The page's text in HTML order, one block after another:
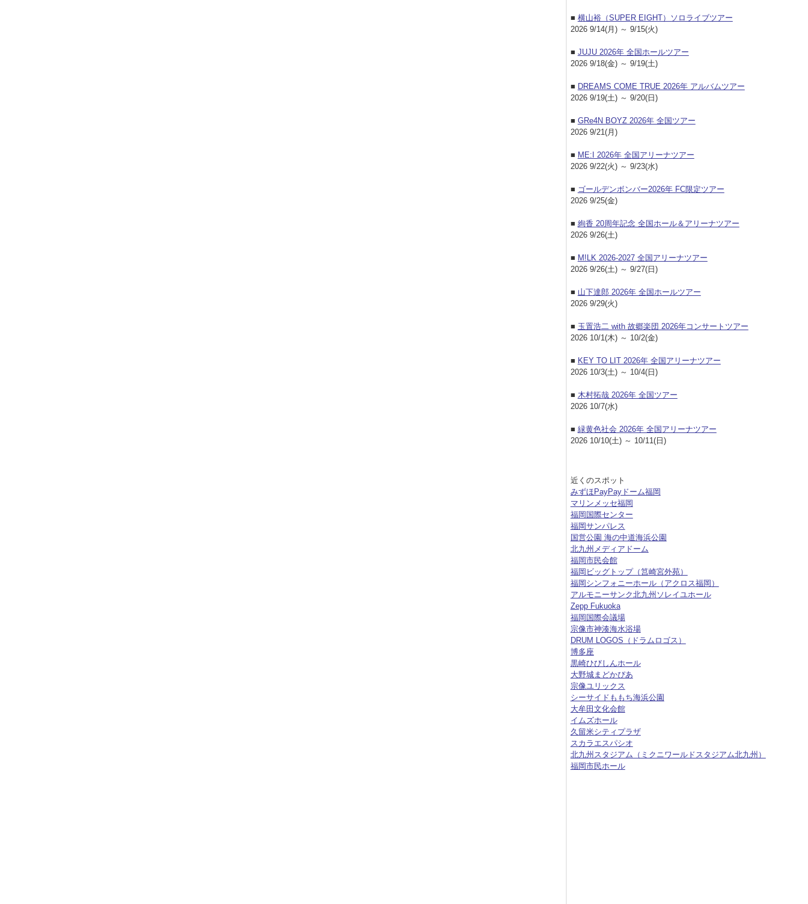
■ 横山裕（SUPER EIGHT）ソロライブツアー
2026 9/14(月) ～ 9/15(火)
■ JUJU 2026年 全国ホールツアー
2026 9/18(金) ～ 9/19(土)
■ DREAMS COME TRUE 2026年 アルバムツアー
2026 9/19(土) ～ 9/20(日)
■ GRe4N BOYZ 2026年 全国ツアー
2026 9/21(月)
■ ME:I 2026年 全国アリーナツアー
2026 9/22(火) ～ 9/23(水)
■ ゴールデンボンバー2026年 FC限定ツアー
2026 9/25(金)
■ 絢香 20周年記念 全国ホール＆アリーナツアー
2026 9/26(土)
■ M!LK 2026-2027 全国アリーナツアー
2026 9/26(土) ～ 9/27(日)
■ 山下達郎 2026年 全国ホールツアー
2026 9/29(火)
■ 玉置浩二 with 故郷楽団 2026年コンサートツアー
2026 10/1(木) ～ 10/2(金)
■ KEY TO LIT 2026年 全国アリーナツアー
2026 10/3(土) ～ 10/4(日)
■ 木村拓哉 2026年 全国ツアー
2026 10/7(水)
■ 緑黄色社会 2026年 全国アリーナツアー
2026 10/10(土) ～ 10/11(日)
近くのスポット
みずほPayPayドーム福岡
マリンメッセ福岡
福岡国際センター
福岡サンパレス
国営公園 海の中道海浜公園
北九州メディアドーム
福岡市民会館
福岡ビッグトップ（筥崎宮外苑）
福岡シンフォニーホール（アクロス福岡）
アルモニーサンク北九州ソレイユホール
Zepp Fukuoka
福岡国際会議場
宗像市神湊海水浴場
DRUM LOGOS（ドラムロゴス）
博多座
黒崎ひびしんホール
大野城まどかぴあ
宗像ユリックス
シーサイドももち海浜公園
大牟田文化会館
イムズホール
久留米シティプラザ
スカラエスパシオ
北九州スタジアム（ミクニワールドスタジアム北九州）
福岡市民ホール